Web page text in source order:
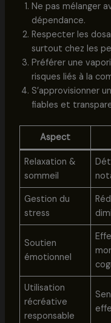
Ne pas mélanger
dépendance.
Respecter les
surtout chez les
Préférer une
risques liés à la
S’approvisionner
fiables et
Aspect
Relaxation &
sommeil
Gestion du
stress
Soutien
émotionnel
Utilisation
récréative
responsable